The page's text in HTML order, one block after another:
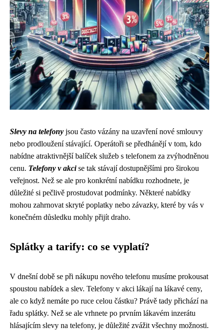
Slevy na telefony jsou často vázány na uzavření nové smlouvy
nebo prodloužení stávající. Operátoři se předhánějí v tom, kdo
nabídne atraktivnější balíček služeb s telefonem za zvýhodněnou
cenu. Telefony v akcise tak stávají dostupnějšími pro širokou
veřejnost. Než se ale pro konkrétní nabídku rozhodnete, je
důležité si pečlivě prostudovat podmínky. Některé nabídky
mohou zahrnovat skryté poplatky nebo závazky, které by vás v
konečném důsledku mohly přijít draho.
Splátky a tarify: co se vyplatí?
V dnešní době se při nákupu nového telefonu musíme prokousat
spoustou nabídek a slev. Telefony v akci lákají na lákavé ceny,
ale co když nemáte po ruce celou částku? Právě tady přichází na
řadu splátky. Než se ale vrhnete po prvním lákavém inzerátu
hlásajícím slevy na telefony, je důležité zvážit všechny možnosti.